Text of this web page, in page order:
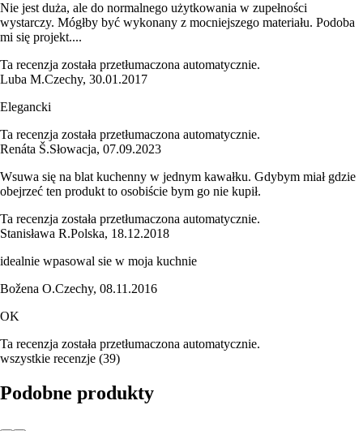
Nie jest duża, ale do normalnego użytkowania w zupełności
wystarczy. Mógłby być wykonany z mocniejszego materiału. Podoba
mi się projekt....
Ta recenzja została przetłumaczona automatycznie.
Luba M.Czechy, 30.01.2017
Elegancki
Ta recenzja została przetłumaczona automatycznie.
Renáta Š.Słowacja, 07.09.2023
Wsuwa się na blat kuchenny w jednym kawałku. Gdybym miał gdzie
obejrzeć ten produkt to osobiście bym go nie kupił.
Ta recenzja została przetłumaczona automatycznie.
Stanisława R.Polska, 18.12.2018
idealnie wpasowal sie w moja kuchnie
Božena O.Czechy, 08.11.2016
OK
Ta recenzja została przetłumaczona automatycznie.
wszystkie recenzje (39)
Podobne produkty